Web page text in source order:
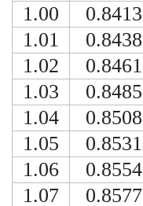
1.00
0.8413
1.01
0.8438
1.02
0.8461
1.03
0.8485
1.04
0.8508
1.05
0.8531
1.06
0.8554
1.07
0.8577